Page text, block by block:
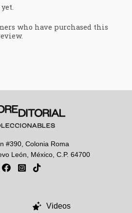
who have purchased this
#390, Colonia Roma
León, México, C.P. 64700
Videos